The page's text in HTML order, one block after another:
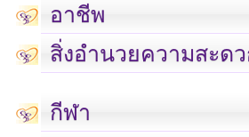
อาชีพ
สิ่งอำนวยความสะด
กีฬา